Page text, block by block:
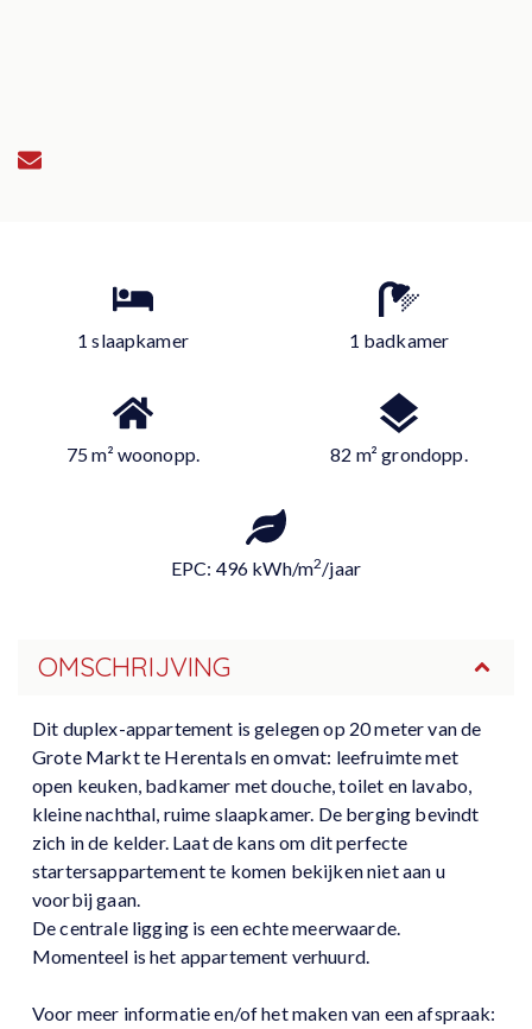
1 slaapkamer 1 badkamer
75 m² woonopp. 82 m² grondopp.
EPC: 496 kWh/m2/jaar
OMSCHRIJVING
Dit duplex-appartement is gelegen op 20 meter van de
Grote Markt te Herentals en omvat: leefruimte met
open keuken, badkamer met douche, toilet en lavabo,
kleine nachthal, ruime slaapkamer. De berging bevindt
zich in de kelder. Laat de kans om dit perfecte
startersappartement te komen bekijken niet aan u
voorbij gaan.
De centrale ligging is een echte meerwaarde.
Momenteel is het appartement verhuurd.
Voor meer informatie en/of het maken van een afspraak: